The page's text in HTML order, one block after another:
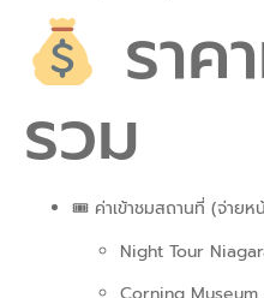
ราค
รวม
🎟 ค่าเข้าชมสถานที่ (จ่ายห
Night Tour